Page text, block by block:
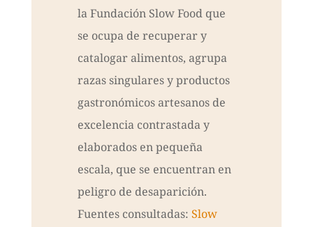
la Fundación Slow Food que
se ocupa de recuperar y
catalogar alimentos, agrupa
razas singulares y productos
gastronómicos artesanos de
excelencia contrastada y
elaborados en pequeña
escala, que se encuentran en
peligro de desaparición.
Fuentes consultadas: Slow